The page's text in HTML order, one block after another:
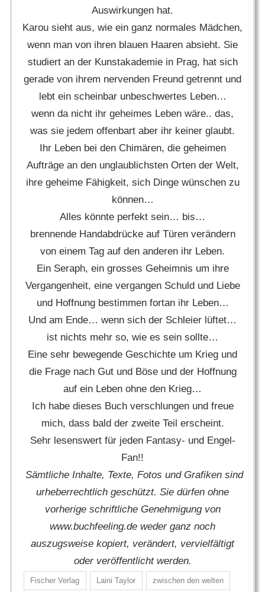
Auswirkungen hat.
Karou sieht aus, wie ein ganz normales Mädchen,
wenn man von ihren blauen Haaren absieht. Sie
studiert an der Kunstakademie in Prag, hat sich
gerade von ihrem nervenden Freund getrennt und
lebt ein scheinbar unbeschwertes Leben…
wenn da nicht ihr geheimes Leben wäre.. das,
was sie jedem offenbart aber ihr keiner glaubt.
Ihr Leben bei den Chimären, die geheimen
Aufträge an den unglaublichsten Orten der Welt,
ihre geheime Fähigkeit, sich Dinge wünschen zu
können…
Alles könnte perfekt sein… bis…
brennende Handabdrücke auf Türen verändern
von einem Tag auf den anderen ihr Leben.
Ein Seraph, ein grosses Geheimnis um ihre
Vergangenheit, eine vergangen Schuld und Liebe
und Hoffnung bestimmen fortan ihr Leben…
Und am Ende… wenn sich der Schleier lüftet…
ist nichts mehr so, wie es sein sollte…
Eine sehr bewegende Geschichte um Krieg und
die Frage nach Gut und Böse und der Hoffnung
auf ein Leben ohne den Krieg…
Ich habe dieses Buch verschlungen und freue
mich, dass bald der zweite Teil erscheint.
Sehr lesenswert für jeden Fantasy- und Engel-
Fan!!
Sämtliche Inhalte, Texte, Fotos und Grafiken sind
urheberrechtlich geschützt. Sie dürfen ohne
vorherige schriftliche Genehmigung von
www.buchfeeling.de weder ganz noch
auszugsweise kopiert, verändert, vervielfältigt
oder veröffentlicht werden.
Fischer Verlag Laini Taylor zwischen den welten